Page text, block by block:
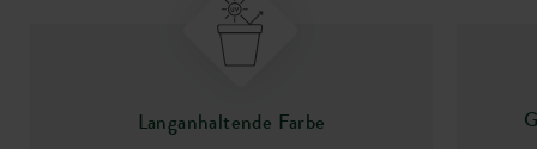
Langanhaltende Farbe